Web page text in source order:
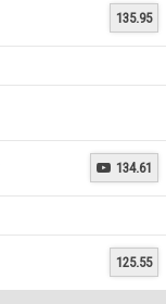
135.95
 134.61
125.55